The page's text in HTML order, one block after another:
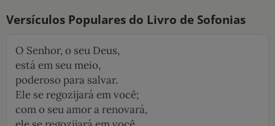
TERMO BÍBLICO
QUEM SOMOS
LOJA BÍBLIAON
Versículos Populares do Livro de Sofonias
O Senhor, o seu Deus,
está em seu meio,
poderoso para salvar.
Ele se regozijará em você;
com o seu amor a renovará,